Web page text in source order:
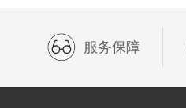
服务保障